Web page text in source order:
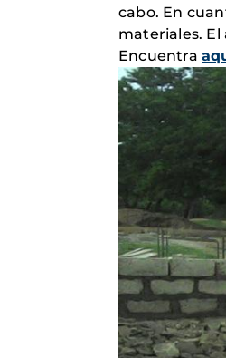
cabo. En
materiales.
Encuentra